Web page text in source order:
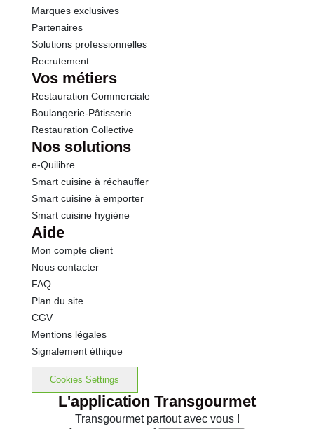
Marques exclusives
Partenaires
Solutions professionnelles
Recrutement
Vos métiers
Restauration Commerciale
Boulangerie-Pâtisserie
Restauration Collective
Nos solutions
e-Quilibre
Smart cuisine à réchauffer
Smart cuisine à emporter
Smart cuisine hygiène
Aide
Mon compte client
Nous contacter
FAQ
Plan du site
CGV
Mentions légales
Signalement éthique
Cookies Settings
L'application Transgourmet
Transgourmet partout avec vous !